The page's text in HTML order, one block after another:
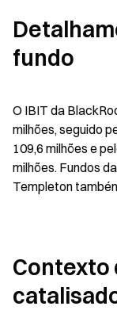
fundo
O IBIT da
milhões, seguido
109,6 milhões e
milhões. Fundos
Templeton
Contexto